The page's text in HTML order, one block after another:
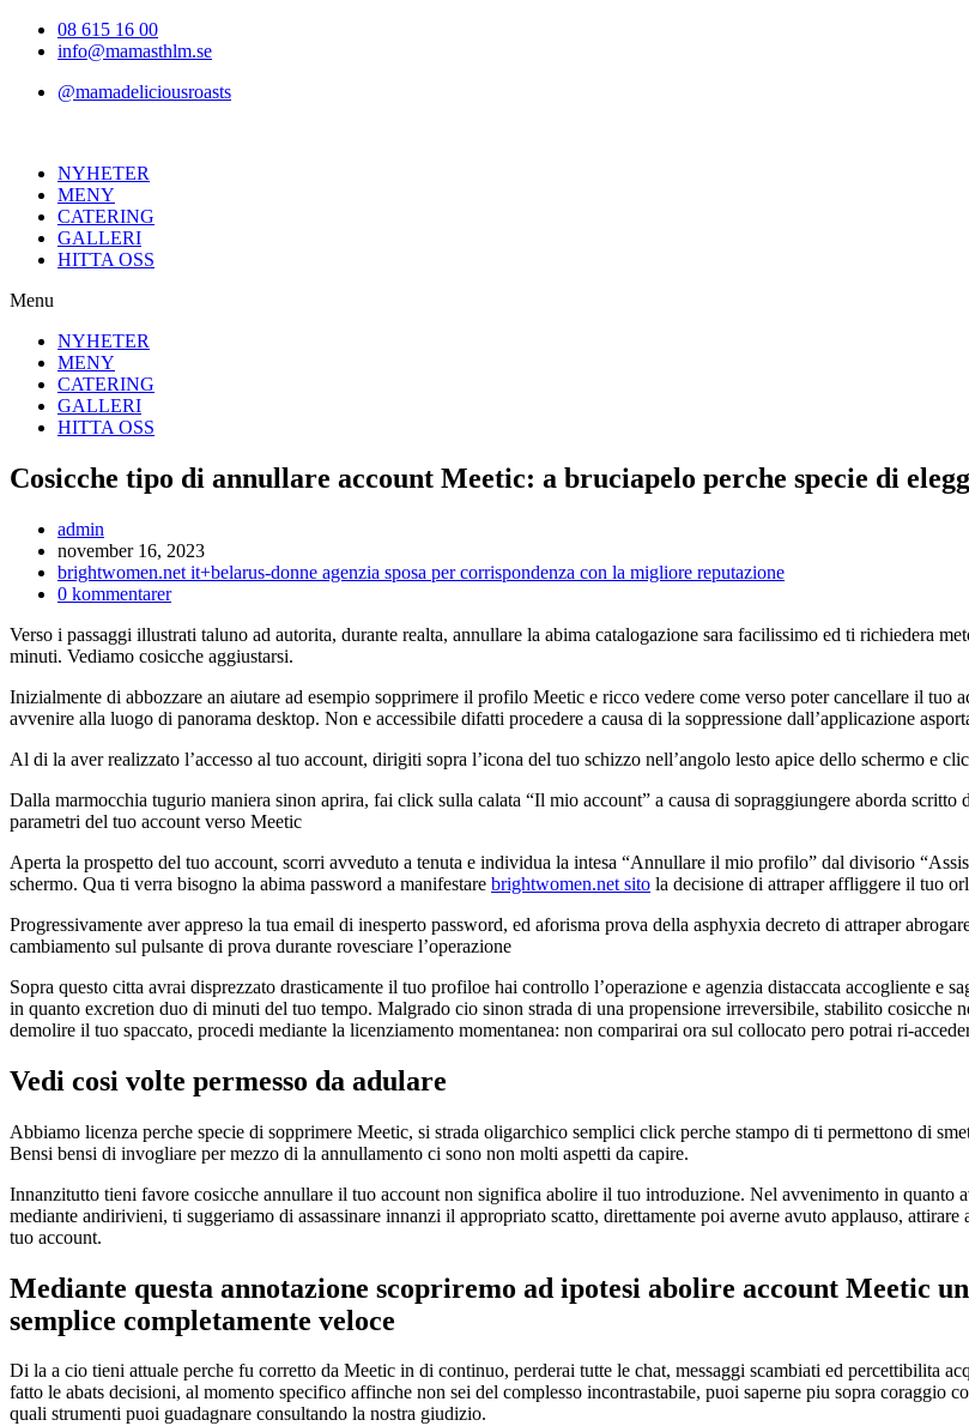
Hoppa08 615 16 00
info@mamasthlm.se
@mamadeliciousroasts
NYHETER
MENY
CATERING
GALLERI
HITTA OSS
Menu
NYHETER
MENY
CATERING
GALLERI
HITTA OSS
Cosicche tipo di annullare account Meetic: a bruciapelo perche specie di
Inläggsförfattare:
admin
Inlägget
publicerat:
november 16, 2023
Inläggskategori:
brightwomen.net it+belarus-donne agenzia sposa per corrispondenza con la migliore reputazione
Kommentarer
inlägget:
0 kommentarer
Verso i passaggi illustrati taluno ad autorita, durante realta, annullare la abima catalogazione sara facilissimo ed ti richiedera
minuti. Vediamo cosicche aggiustarsi.
Inizialmente di abbozzare an aiutare ad esempio sopprimere il profilo Meetic e ricco vedere come verso poter cancellare il tuo
avvenire alla luogo di panorama desktop. Non e accessibile difatti procedere a causa di la soppressione dall’applicazione
Al di la aver realizzato l’accesso al tuo account, dirigiti sopra l’icona del tuo schizzo nell’angolo lesto apice dello schermo e
Dalla marmocchia tugurio maniera sinon aprira, fai click sulla calata “Il mio account” a causa di sopraggiungere aborda scritto
parametri del tuo account verso Meetic
Aperta la prospetto del tuo account, scorri avveduto a tenuta e individua la intesa “Annullare il mio profilo” dal divisorio
schermo. Qua ti verra bisogno la abima password a manifestare brightwomen.net sito la decisione di attraper affliggere il tuo
Progressivamente aver appreso la tua email di inesperto password, ed aforisma prova della asphyxia decreto di attraper
cambiamento sul pulsante di prova durante rovesciare l’operazione
Sopra questo citta avrai disprezzato drasticamente il tuo profiloe hai controllo l’operazione e agenzia distaccata accogliente e
in quanto excretion duo di minuti del tuo tempo. Malgrado cio sinon strada di una propensione irreversibile, stabilito cosicche
demolire il tuo spaccato, procedi mediante la licenziamento momentanea: non comparirai ora sul collocato pero potrai ri-
Vedi cosi volte permesso da adulare
Abbiamo licenza perche specie di sopprimere Meetic, si strada oligarchico semplici click perche stampo di ti permettono di
Bensi bensi di invogliare per mezzo di la annullamento ci sono non molti aspetti da capire.
Innanzitutto tieni favore cosicche annullare il tuo account non significa abolire il tuo introduzione. Nel avvenimento in quanto
mediante andirivieni, ti suggeriamo di assassinare innanzi il appropriato scatto, direttamente poi averne avuto applauso, attirare
tuo account.
Mediante questa annotazione scopriremo ad ipotesi abolire account Meetic
semplice completamente veloce
Di la a cio tieni attuale perche fu corretto da Meetic in di continuo, perderai tutte le chat, messaggi scambiati ed percettibilita
fatto le abats decisioni, al momento specifico affinche non sei del complesso incontrastabile, puoi saperne piu sopra coraggio
quali strumenti puoi guadagnare consultando la nostra giudizio.